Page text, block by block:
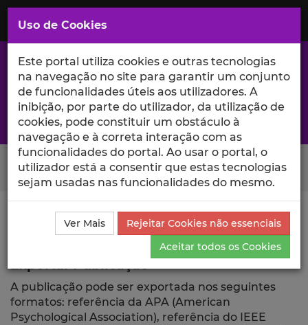
Saltar
para
Conteúdo
Principal
A excelência da investigação e ciência no Iscte
Search Button
Ciência_Iscte Comunicações
Descrição Detalhada
da Comunicação
Exportar
A publicação pode ser exportada nos seguintes
formatos: referência da APA (American
Psychological Association), referência do IEEE
Uso de Cookies
Este portal utiliza cookies e outras tecnologias
na navegação no site para garantir um conjunto
de funcionalidades úteis aos utilizadores. A
inibição, por parte do utilizador, da utilização de
cookies, pode constituir um obstáculo à
navegação e à correta interação com as
funcionalidades do portal. Ao usar o portal, o
utilizador está a consentir que estas tecnologias
sejam usadas nas funcionalidades do mesmo.
Ver Mais
Rejeitar Cookies não essenciais
Aceitar todos os Cookies